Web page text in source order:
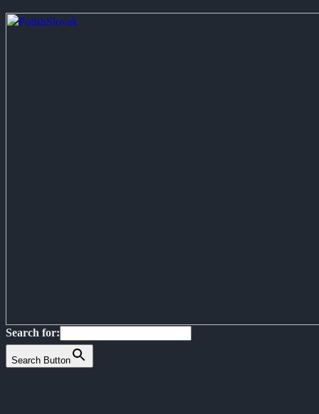
Search for:
Search Button